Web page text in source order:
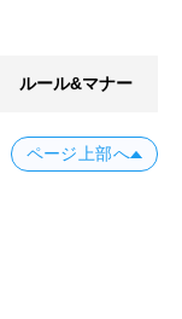
ルール&マナー
ページ上部へ